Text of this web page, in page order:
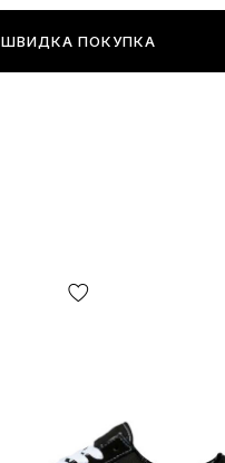
ШВИДКА ПОКУПКА